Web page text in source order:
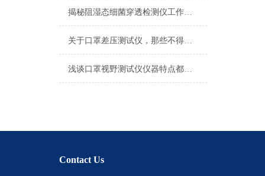
揭秘阻湿态细菌穿透检测仪工作测试流程
关于口罩差压测试仪，那些不得不说的事
浅谈口罩视野测试仪仪器特点都有什么？
Contact Us